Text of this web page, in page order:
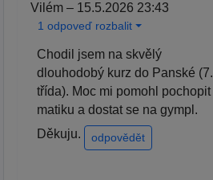
Vilém – 15.5.2026 23:43
1 odpoveď rozbalit
Chodil jsem na skvělý
dlouhodobý kurz do Panské (7.
třída). Moc mi pomohl pochopit
matiku a dostat se na gympl.
Děkuju.
odpovědět